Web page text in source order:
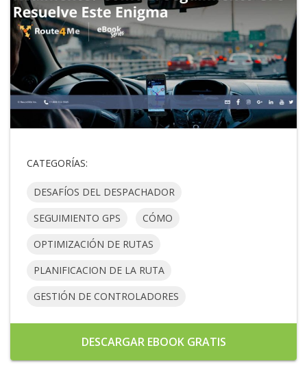
CATEGORÍAS:
DESAFÍOS DEL DESPACHADOR
SEGUIMIENTO GPS
CÓMO
OPTIMIZACIÓN DE RUTAS
PLANIFICACION DE LA RUTA
GESTIÓN DE CONTROLADORES
DESCARGAR EBOOK GRATIS